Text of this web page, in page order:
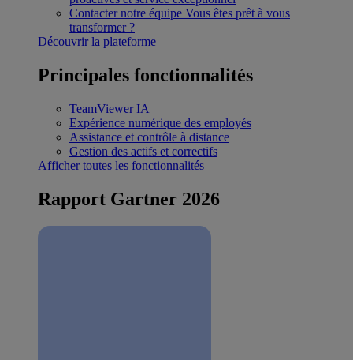
Contacter notre équipe Vous êtes prêt à vous
transformer ?
Découvrir la plateforme
Principales fonctionnalités
TeamViewer IA
Expérience numérique des employés
Assistance et contrôle à distance
Gestion des actifs et correctifs
Afficher toutes les fonctionnalités
Rapport Gartner 2026